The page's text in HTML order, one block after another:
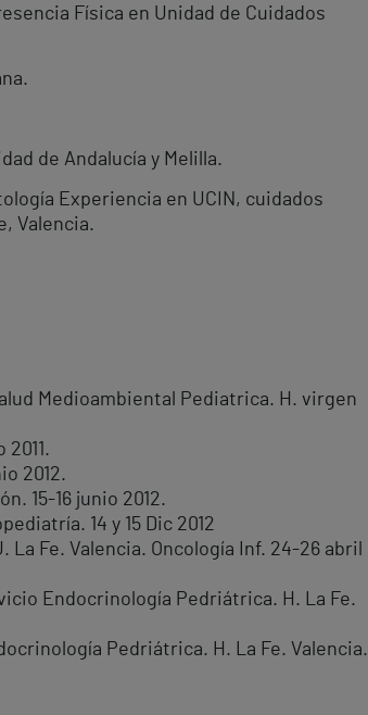
Física en Unidad de Cuidados
de Andalucía y Melilla.
Experiencia en UCIN, cuidados
Valencia.
Medioambiental Pediatrica. H. virgen
2012.
15-16 junio 2012.
14 y 15 Dic 2012
Fe. Valencia. Oncología Inf. 24-26 abril
Endocrinología Pedriátrica. H. La Fe.
Pedriátrica. H. La Fe. Valencia.